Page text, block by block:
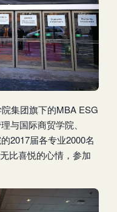
集团旗下的MBA ESG
与国际商贸学院、
2017届各专业2000名
比喜悦的心情，参加